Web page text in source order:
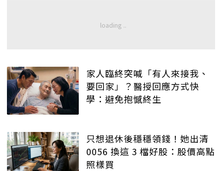
家人臨終突喊「有人來接我、
要回家」？醫授回應方式快
學：避免抱憾終生
只想退休後穩穩領錢！她出清
0056 換這 3 檔好股：股價高點
照樣買